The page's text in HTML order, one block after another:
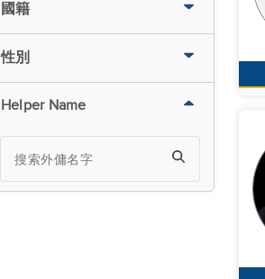
國籍
性別
Helper Name